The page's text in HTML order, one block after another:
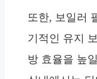
또한, 보일러
기적인 유지
방 효율을 높